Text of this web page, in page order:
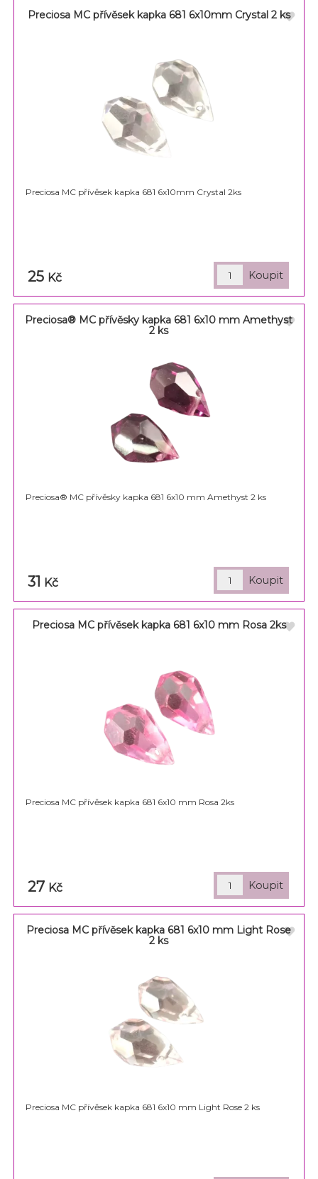
Preciosa MC přívěsek kapka 681 6x10mm Crystal 2 ks
Preciosa MC přívěsek kapka 681 6x10mm Crystal 2ks
25 Kč
Preciosa® MC přívěsky kapka 681 6x10 mm Amethyst
2 ks
Preciosa® MC přívěsky kapka 681 6x10 mm Amethyst 2 ks
31 Kč
Preciosa MC přívěsek kapka 681 6x10 mm Rosa 2ks
Preciosa MC přívěsek kapka 681 6x10 mm Rosa 2ks
27 Kč
Preciosa MC přívěsek kapka 681 6x10 mm Light Rose
2 ks
Preciosa MC přívěsek kapka 681 6x10 mm Light Rose 2 ks